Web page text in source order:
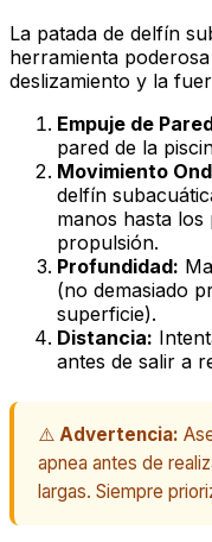
La patada de delfín
herramienta
deslizamiento y la
Empuje de
pared de la
Movimiento
delfín
manos hasta los
propulsión.
Profundidad:
(no demasiado
superficie).
Distancia:
antes de salir a
⚠️ Advertencia:
apnea antes de
largas. Siempre